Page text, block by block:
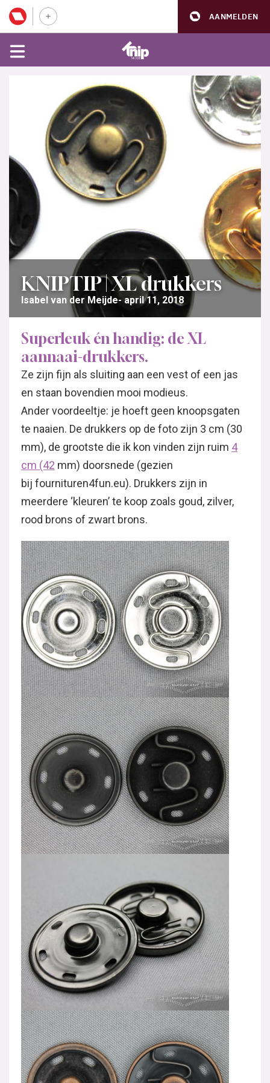
AANMELDEN
KNIPTIP | XL drukkers
Isabel van der Meijde april 11, 2018
Superleuk én handig: de XL
aannaai-drukkers.
Ze zijn fijn als sluiting aan een vest of een jas
en staan bovendien mooi modieus.
Ander voordeeltje: je hoeft geen knoopsgaten
te naaien. De drukkers op de foto zijn 3 cm (30
mm), de grootste die ik kon vinden zijn ruim 4
cm (42 mm) doorsnede (gezien
bij fournituren4fun.eu). Drukkers zijn in
meerdere ‘kleuren’ te koop zoals goud, zilver,
rood brons of zwart brons.